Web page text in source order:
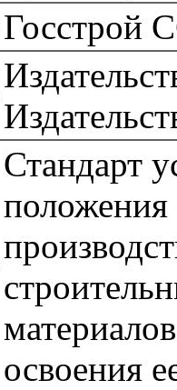
Госстрой
Стандарт
положения
освоения